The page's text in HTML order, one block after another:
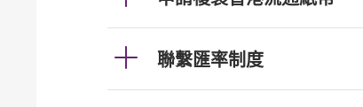
聯繫匯率制度